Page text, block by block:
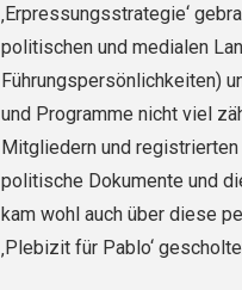
‚Erpressungsstrategie‘
politischen und medialen
Führungspersönlichkeiten)
und Programme nicht viel
Mitgliedern und
politische Dokumente und
kam wohl auch über diese
‚Plebizit für Pablo‘